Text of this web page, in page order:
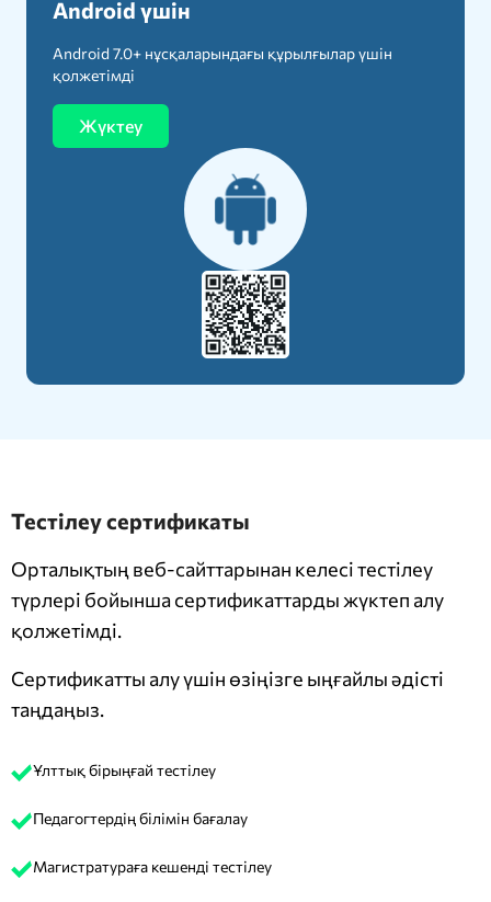
Android үшін
Android 7.0+ нұсқаларындағы құрылғылар үшін
қолжетімді
Жүктеу
Тестілеу сертификаты
Орталықтың веб-сайттарынан келесі тестілеу
түрлері бойынша сертификаттарды жүктеп алу
қолжетімді.
Сертификатты алу үшін өзіңізге ыңғайлы әдісті
таңдаңыз.
Ұлттық бірыңғай тестілеу
Педагогтердің білімін бағалау
Магистратураға кешенді тестілеу